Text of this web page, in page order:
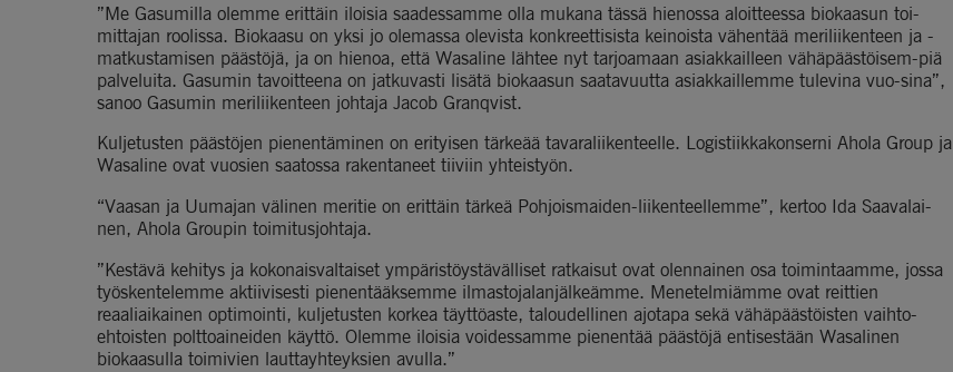
”Me Gasumilla olemme erittäin iloisia saadessamme olla mukana tässä hienossa aloitteessa biokaasun toi-
mittajan roolissa. Biokaasu on yksi jo olemassa olevista konkreettisista keinoista vähentää meriliikenteen ja -
matkustamisen päästöjä, ja on hienoa, että Wasaline lähtee nyt tarjoamaan asiakkailleen vähäpäästöisem-piä
palveluita. Gasumin tavoitteena on jatkuvasti lisätä biokaasun saatavuutta asiakkaillemme tulevina vuo-sina”,
sanoo Gasumin meriliikenteen johtaja Jacob Granqvist.
Kuljetusten päästöjen pienentäminen on erityisen tärkeää tavaraliikenteelle. Logistiikkakonserni Ahola Group ja
Wasaline ovat vuosien saatossa rakentaneet tiiviin yhteistyön.
“Vaasan ja Uumajan välinen meritie on erittäin tärkeä Pohjoismaiden-liikenteellemme”, kertoo Ida Saavalai-
nen, Ahola Groupin toimitusjohtaja.
”Kestävä kehitys ja kokonaisvaltaiset ympäristöystävälliset ratkaisut ovat olennainen osa toimintaamme, jossa
työskentelemme aktiivisesti pienentääksemme ilmastojalanjälkeämme. Menetelmiämme ovat reittien
reaaliaikainen optimointi, kuljetusten korkea täyttöaste, taloudellinen ajotapa sekä vähäpäästöisten vaihto-
ehtoisten polttoaineiden käyttö. Olemme iloisia voidessamme pienentää päästöjä entisestään Wasalinen
biokaasulla toimivien lauttayhteyksien avulla.”